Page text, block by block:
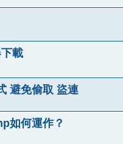
載
避免偷取 盜連
如何運作？